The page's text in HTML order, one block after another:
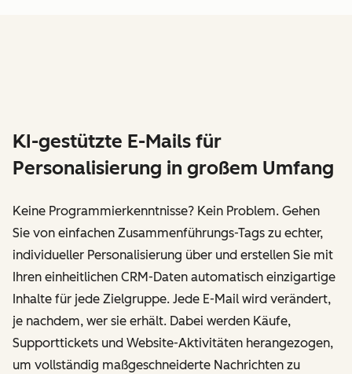
KI-gestützte E-Mails für
Personalisierung in großem Umfang
Keine Programmierkenntnisse? Kein Problem. Gehen
Sie von einfachen Zusammenführungs-Tags zu echter,
individueller Personalisierung über und erstellen Sie mit
Ihren einheitlichen CRM-Daten automatisch einzigartige
Inhalte für jede Zielgruppe. Jede E-Mail wird verändert,
je nachdem, wer sie erhält. Dabei werden Käufe,
Supporttickets und Website-Aktivitäten herangezogen,
um vollständig maßgeschneiderte Nachrichten zu